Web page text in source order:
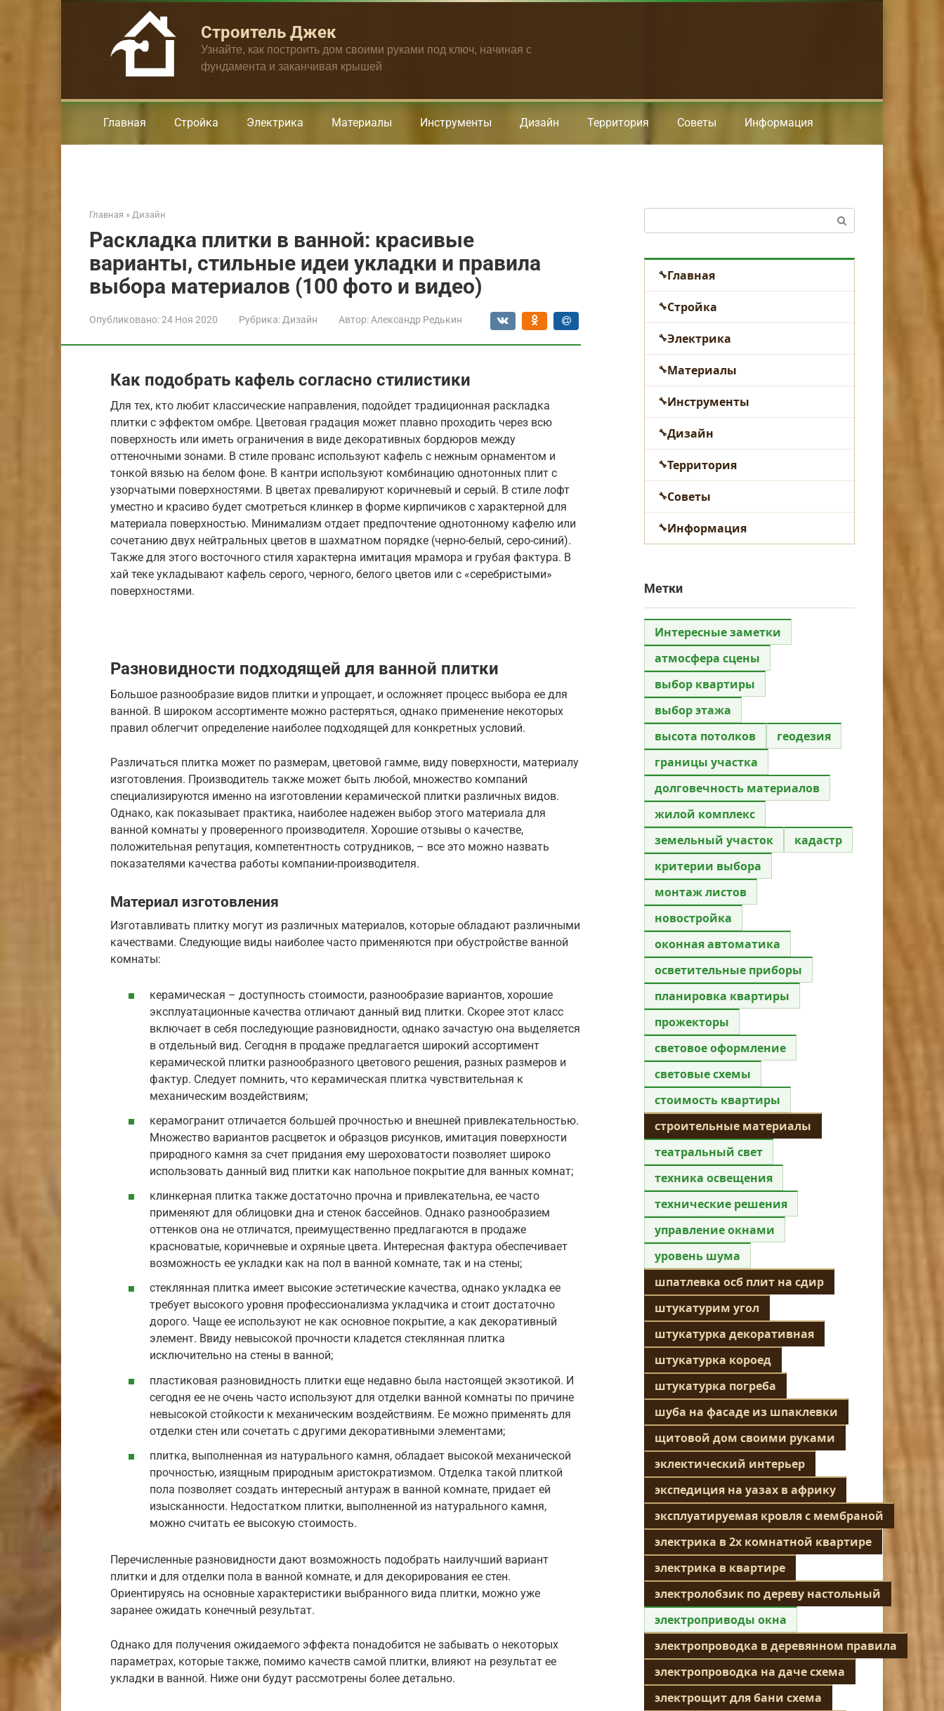
Строитель Джек
Узнайте, как построить дом своими руками под ключ, начиная с
фундамента и заканчивая крышей
Главная Стройка Электрика Материалы Инструменты Дизайн Территория Советы Информация
Главная » Дизайн
Раскладка плитки в ванной: красивые
варианты, стильные идеи укладки и правила
выбора материалов (100 фото и видео)
Опубликовано:24 Ноя 2020 Рубрика: Дизайн Автор: Александр Редькин
Как подобрать кафель согласно стилистики
Для тех, кто любит классические направления, подойдет традиционная раскладка
плитки с эффектом омбре. Цветовая градация может плавно проходить через всю
поверхность или иметь ограничения в виде декоративных бордюров между
оттеночными зонами. В стиле прованс используют кафель с нежным орнаментом и
тонкой вязью на белом фоне. В кантри используют комбинацию однотонных плит с
узорчатыми поверхностями. В цветах превалируют коричневый и серый. В стиле лофт
уместно и красиво будет смотреться клинкер в форме кирпичиков с характерной для
материала поверхностью. Минимализм отдает предпочтение однотонному кафелю или
сочетанию двух нейтральных цветов в шахматном порядке (черно-белый, серо-синий).
Также для этого восточного стиля характерна имитация мрамора и грубая фактура. В
хай теке укладывают кафель серого, черного, белого цветов или с «серебристыми»
поверхностями.
Разновидности подходящей для ванной плитки
Большое разнообразие видов плитки и упрощает, и осложняет процесс выбора ее для
ванной. В широком ассортименте можно растеряться, однако применение некоторых
правил облегчит определение наиболее подходящей для конкретных условий.
Различаться плитка может по размерам, цветовой гамме, виду поверхности, материалу
изготовления. Производитель также может быть любой, множество компаний
специализируются именно на изготовлении керамической плитки различных видов.
Однако, как показывает практика, наиболее надежен выбор этого материала для
ванной комнаты у проверенного производителя. Хорошие отзывы о качестве,
положительная репутация, компетентность сотрудников, – все это можно назвать
показателями качества работы компании-производителя.
Материал изготовления
Изготавливать плитку могут из различных материалов, которые обладают различными
качествами. Следующие виды наиболее часто применяются при обустройстве ванной
комнаты:
керамическая – доступность стоимости, разнообразие вариантов, хорошие
эксплуатационные качества отличают данный вид плитки. Скорее этот класс
включает в себя последующие разновидности, однако зачастую она выделяется
в отдельный вид. Сегодня в продаже предлагается широкий ассортимент
керамической плитки разнообразного цветового решения, разных размеров и
фактур. Следует помнить, что керамическая плитка чувствительная к
механическим воздействиям;
керамогранит отличается большей прочностью и внешней привлекательностью.
Множество вариантов расцветок и образцов рисунков, имитация поверхности
природного камня за счет придания ему шероховатости позволяет широко
использовать данный вид плитки как напольное покрытие для ванных комнат;
клинкерная плитка также достаточно прочна и привлекательна, ее часто
применяют для облицовки дна и стенок бассейнов. Однако разнообразием
оттенков она не отличатся, преимущественно предлагаются в продаже
красноватые, коричневые и охряные цвета. Интересная фактура обеспечивает
возможность ее укладки как на пол в ванной комнате, так и на стены;
стеклянная плитка имеет высокие эстетические качества, однако укладка ее
требует высокого уровня профессионализма укладчика и стоит достаточно
дорого. Чаще ее используют не как основное покрытие, а как декоративный
элемент. Ввиду невысокой прочности кладется стеклянная плитка
исключительно на стены в ванной;
пластиковая разновидность плитки еще недавно была настоящей экзотикой. И
сегодня ее не очень часто используют для отделки ванной комнаты по причине
невысокой стойкости к механическим воздействиям. Ее можно применять для
отделки стен или сочетать с другими декоративными элементами;
плитка, выполненная из натурального камня, обладает высокой механической
прочностью, изящным природным аристократизмом. Отделка такой плиткой
пола позволяет создать интересный антураж в ванной комнате, придает ей
изысканности. Недостатком плитки, выполненной из натурального камня,
можно считать ее высокую стоимость.
Перечисленные разновидности дают возможность подобрать наилучший вариант
плитки и для отделки пола в ванной комнате, и для декорирования ее стен.
Ориентируясь на основные характеристики выбранного вида плитки, можно уже
заранее ожидать конечный результат.
Однако для получения ожидаемого эффекта понадобится не забывать о некоторых
параметрах, которые также, помимо качеств самой плитки, влияют на результат ее
укладки в ванной. Ниже они будут рассмотрены более детально.
Главная
Стройка
Электрика
Материалы
Инструменты
Дизайн
Территория
Советы
Информация
Метки
Интересные заметки
атмосфера сцены
выбор квартиры
выбор этажа
высота потолков
геодезия
границы участка
долговечность материалов
жилой комплекс
земельный участок
кадастр
критерии выбора
монтаж листов
новостройка
оконная автоматика
осветительные приборы
планировка квартиры
прожекторы
световое оформление
световые схемы
стоимость квартиры
строительные материалы
театральный свет
техника освещения
технические решения
управление окнами
уровень шума
шпатлевка осб плит на сдир
штукатурим угол
штукатурка декоративная
штукатурка короед
штукатурка погреба
шуба на фасаде из шпаклевки
щитовой дом своими руками
эклектический интерьер
экспедиция на уазах в африку
эксплуатируемая кровля с мембраной
электрика в 2х комнатной квартире
электрика в квартире
электролобзик по дереву настольный
электроприводы окна
электропроводка в деревянном правила
электропроводка на даче схема
электрощит для бани схема